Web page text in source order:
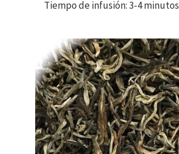
Tiempo de infusión: 3-4 minutos